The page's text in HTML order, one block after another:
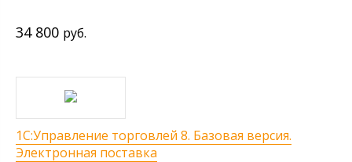
34 800 руб.
1С:Управление торговлей 8. Базовая версия.
Электронная поставка